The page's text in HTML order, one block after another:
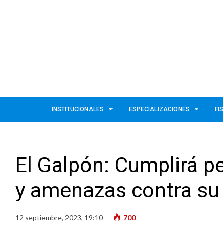
INSTITUCIONALES ESPECIALIZACIONES
El Galpón: Cumplirá
y amenazas contra
12 septiembre, 2023, 19:10 700